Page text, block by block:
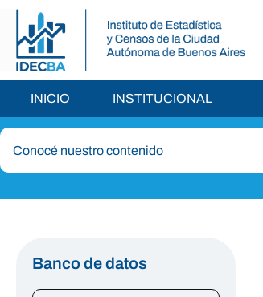
INICIO INSTITUCIONAL
Banco de datos